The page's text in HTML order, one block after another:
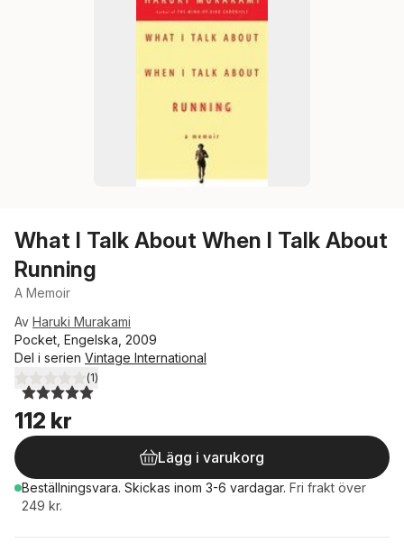
What I Talk About When I Talk About
Running
A Memoir
Av Haruki Murakami
Pocket, Engelska, 2009
Del i serien Vintage International
5,0utav 5 stjärnor. Totalt antal röster:
(1)
112 kr
Lägg i varukorg
Beställningsvara. Skickas inom 3-6 vardagar. Fri frakt över
249 kr.